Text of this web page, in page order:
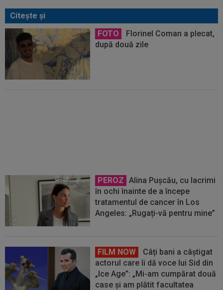
Citeşte şi
FOTO
Florinel Coman a plecat,
după două zile
PEROZ Alina Pușcău, cu lacrimi
în ochi înainte de a începe
tratamentul de cancer în Los
Angeles: „Rugați-vă pentru mine”
FILM NOW
Câți bani a câștigat
actorul care îi dă voce lui Sid din
„Ice Age”: „Mi-am cumpărat două
case și am plătit facultatea